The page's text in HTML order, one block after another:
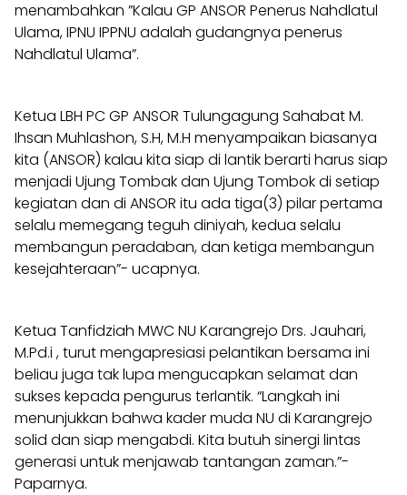
menambahkan ”Kalau GP ANSOR Penerus Nahdlatul
Ulama, IPNU IPPNU adalah gudangnya penerus
Nahdlatul Ulama”.
Ketua LBH PC GP ANSOR Tulungagung Sahabat M.
Ihsan Muhlashon, S.H, M.H menyampaikan biasanya
kita (ANSOR) kalau kita siap di lantik berarti harus siap
menjadi Ujung Tombak dan Ujung Tombok di setiap
kegiatan dan di ANSOR itu ada tiga(3) pilar pertama
selalu memegang teguh diniyah, kedua selalu
membangun peradaban, dan ketiga membangun
kesejahteraan”- ucapnya.
Ketua Tanfidziah MWC NU Karangrejo Drs. Jauhari,
M.Pd.i , turut mengapresiasi pelantikan bersama ini
beliau juga tak lupa mengucapkan selamat dan
sukses kepada pengurus terlantik. “Langkah ini
menunjukkan bahwa kader muda NU di Karangrejo
solid dan siap mengabdi. Kita butuh sinergi lintas
generasi untuk menjawab tantangan zaman.”-
Paparnya.